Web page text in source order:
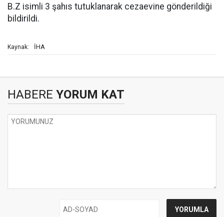
B.Z isimli 3 şahıs tutuklanarak cezaevine gönderildiği
bildirildi.
Kaynak: İHA
HABERE YORUM KAT